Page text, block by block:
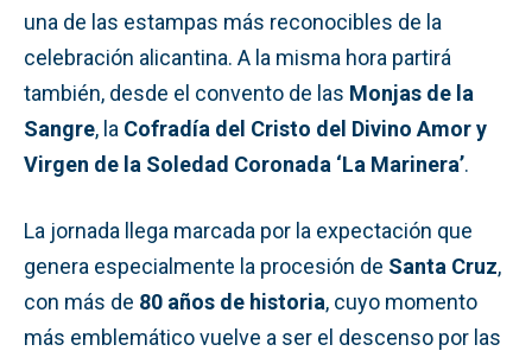
una de las estampas más reconocibles de la
celebración alicantina. A la misma hora partirá
también, desde el convento de las Monjas de la
Sangre, la Cofradía del Cristo del Divino Amor y
Virgen de la Soledad Coronada ‘La Marinera’.
La jornada llega marcada por la expectación que
genera especialmente la procesión de Santa Cruz,
con más de 80 años de historia, cuyo momento
más emblemático vuelve a ser el descenso por las